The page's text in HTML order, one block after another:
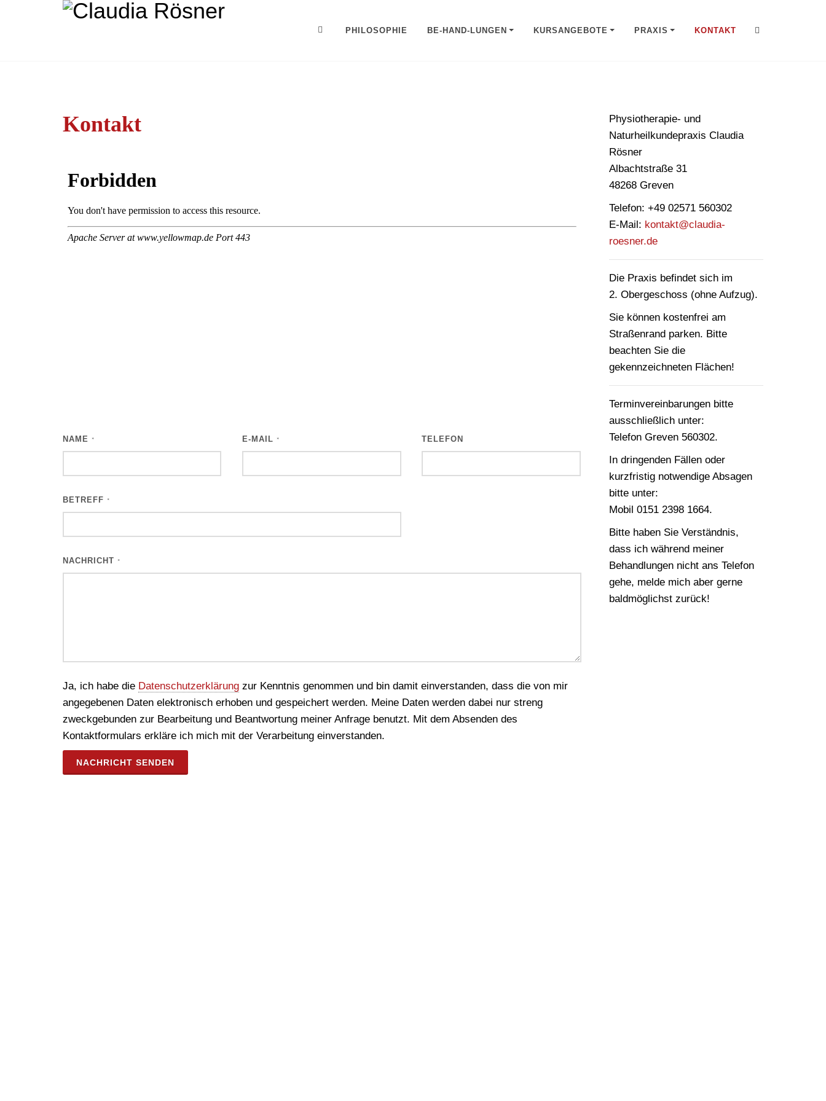
PHILOSOPHIE BE-HAND-LUNGEN KURSANGEBOTE PRAXIS KONTAKT
Kontakt
NAME * E-MAIL * TELEFON
BETREFF *
NACHRICHT *
Ja, ich habe die Datenschutzerklärung zur Kenntnis genommen und bin damit einverstanden, dass die von mir
angegebenen Daten elektronisch erhoben und gespeichert werden. Meine Daten werden dabei nur streng
zweckgebunden zur Bearbeitung und Beantwortung meiner Anfrage benutzt. Mit dem Absenden des
Kontaktformulars erkläre ich mich mit der Verarbeitung einverstanden.
NACHRICHT SENDEN
Physiotherapie- und
Naturheilkundepraxis Claudia
Rösner
Albachtstraße 31
48268 Greven
Telefon: +49 02571 560302
E-Mail: kontakt@claudia-
roesner.de
Die Praxis befindet sich im
2. Obergeschoss (ohne Aufzug).
Sie können kostenfrei am
Straßenrand parken. Bitte
beachten Sie die
gekennzeichneten Flächen!
Terminvereinbarungen bitte
ausschließlich unter:
Telefon Greven 560302.
In dringenden Fällen oder
kurzfristig notwendige Absagen
bitte unter:
Mobil 0151 2398 1664.
Bitte haben Sie Verständnis,
dass ich während meiner
Behandlungen nicht ans Telefon
gehe, melde mich aber gerne
baldmöglichst zurück!